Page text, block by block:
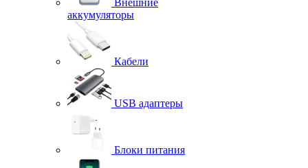
Внешние
аккумуляторы
Кабели
USB адаптеры
Блоки питания